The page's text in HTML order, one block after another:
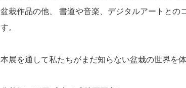
盆栽作品の他、 書道や音楽、デジタルアートとの
す。
本展を通して私たちがまだ知らない盆栽の世界を